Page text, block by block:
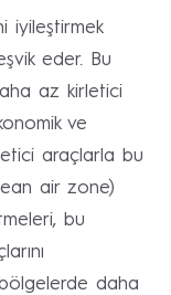
iyileştirmek
eder. Bu
az kirletici
ve
araçlarla bu
air zone)
bu
daha